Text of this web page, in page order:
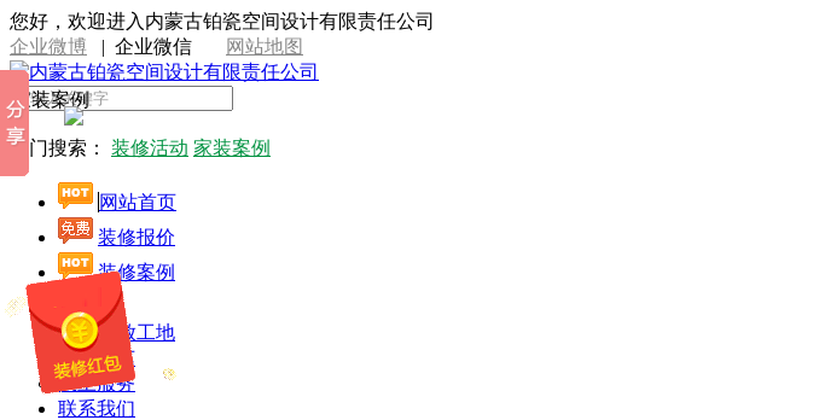
您好，欢迎进入内蒙古铂瓷空间设计有限责任公司
企业微博 | 企业微信 网站地图
家装案例
热门搜索： 装修活动 家装案例
网站首页
装修报价
装修案例
开放工地
施工工艺
线上服务
联系我们